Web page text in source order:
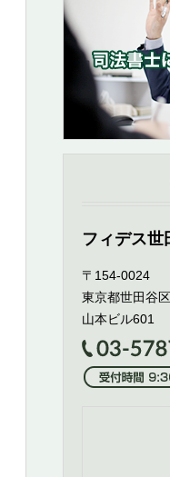
フィデス世
〒154-0024
東京都世田谷
山本ビル601